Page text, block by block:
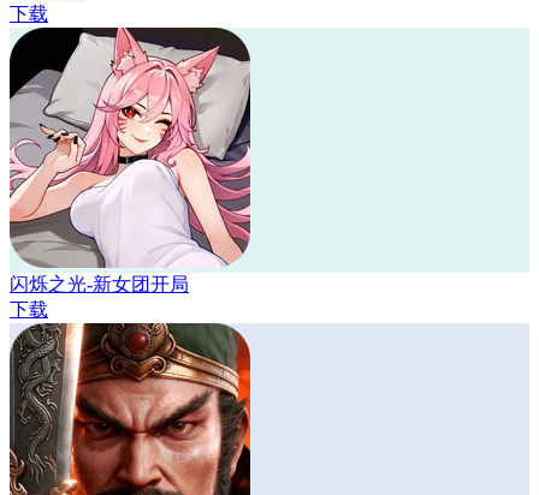
下载
闪烁之光-新女团开局
下载